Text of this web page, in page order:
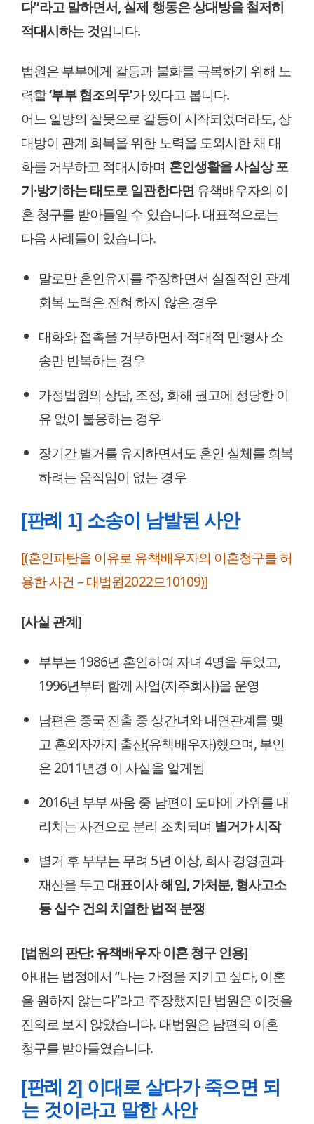
다”라고 말하면서, 실제 행동은 상대방을 철저히
적대시하는 것입니다.
법원은 부부에게 갈등과 불화를 극복하기 위해 노
력할‘부부 협조의무’가 있다고 봅니다.
어느 일방의 잘못으로 갈등이 시작되었더라도, 상
대방이 관계 회복을 위한 노력을 도외시한 채 대
화를 거부하고 적대시하며 혼인생활을 사실상 포
기·방기하는 태도로 일관한다면 유책배우자의 이
혼 청구를 받아들일 수 있습니다. 대표적으로는
다음 사례들이 있습니다.
말로만 혼인유지를 주장하면서 실질적인 관계
회복 노력은 전혀 하지 않은 경우
대화와 접촉을 거부하면서 적대적 민·형사 소
송만 반복하는 경우
가정법원의 상담, 조정, 화해 권고에 정당한 이
유 없이 불응하는 경우
장기간 별거를 유지하면서도 혼인 실체를 회복
하려는 움직임이 없는 경우
[판례 1] 소송이 남발된 사안
[(혼인파탄을 이유로 유책배우자의 이혼청구를 허
용한 사건 – 대법원2022므10109)]
[사실 관계]
부부는 1986년 혼인하여 자녀 4명을 두었고,
1996년부터 함께 사업(지주회사)을 운영
남편은 중국 진출 중 상간녀와 내연관계를 맺
고 혼외자까지 출산(유책배우자)했으며, 부인
은 2011년경 이 사실을 알게됨
2016년 부부 싸움 중 남편이 도마에 가위를 내
리치는 사건으로 분리 조치되며 별거가 시작
별거 후 부부는 무려 5년 이상, 회사 경영권과
재산을 두고대표이사 해임, 가처분, 형사고소
등 십수 건의 치열한 법적 분쟁
[법원의 판단: 유책배우자 이혼 청구 인용]
아내는 법정에서 “나는 가정을 지키고 싶다, 이혼
을 원하지 않는다”라고 주장했지만 법원은 이것을
진의로 보지 않았습니다. 대법원은 남편의 이혼
청구를 받아들였습니다.
[판례 2] 이대로 살다가 죽으면 되
는 것이라고 말한 사안